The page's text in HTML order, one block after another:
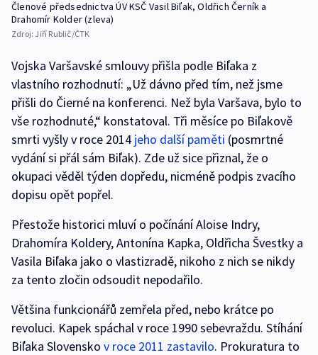
Členové předsednictva ÚV KSČ Vasil Biľak, Oldřich Černík a
Drahomír Kolder (zleva)
Zdroj: Jiří Rublič/ČTK
Vojska Varšavské smlouvy přišla podle Biľaka z
vlastního rozhodnutí: „Už dávno před tím, než jsme
přišli do Čierné na konferenci. Než byla Varšava, bylo to
vše rozhodnuté,“ konstatoval. Tři měsíce po Biľakově
smrti vyšly v roce 2014 jeho další paměti (posmrtné
vydání si přál sám Biľak). Zde už sice přiznal, že o
okupaci věděl týden dopředu, nicméně podpis zvacího
dopisu opět popřel.
Přestože historici mluví o počínání Aloise Indry,
Drahomíra Koldery, Antonína Kapka, Oldřicha Švestky a
Vasila Biľaka jako o vlastizradě, nikoho z nich se nikdy
za tento zločin odsoudit nepodařilo.
Většina funkcionářů zemřela před, nebo krátce po
revoluci. Kapek spáchal v roce 1990 sebevraždu. Stíhání
Biľaka Slovensko v roce 2011 zastavilo. Prokuratura to